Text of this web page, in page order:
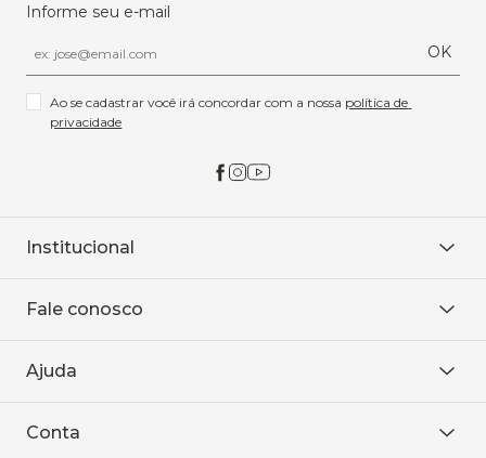
Informe seu e-mail
OK
Ao se cadastrar você irá concordar com a nossa política de
privacidade
Institucional
Onde encontrar
Baixe o APP
Fale conosco
WhatsApp
Ajuda
Política de entrega
Conta